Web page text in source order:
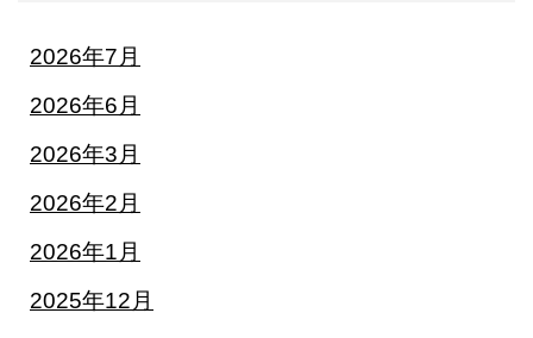
2026年7月
2026年6月
2026年3月
2026年2月
2026年1月
2025年12月